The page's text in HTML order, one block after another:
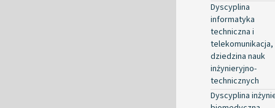
Dyscyplina
informatyka
techniczna i
telekomunikacja,
dziedzina nauk
inżynieryjno-
technicznych
Dyscyplina